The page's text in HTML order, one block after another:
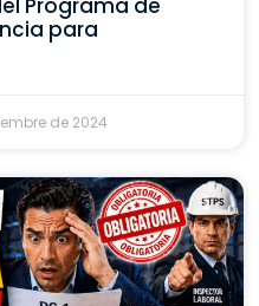
Programa de
para
de 2024